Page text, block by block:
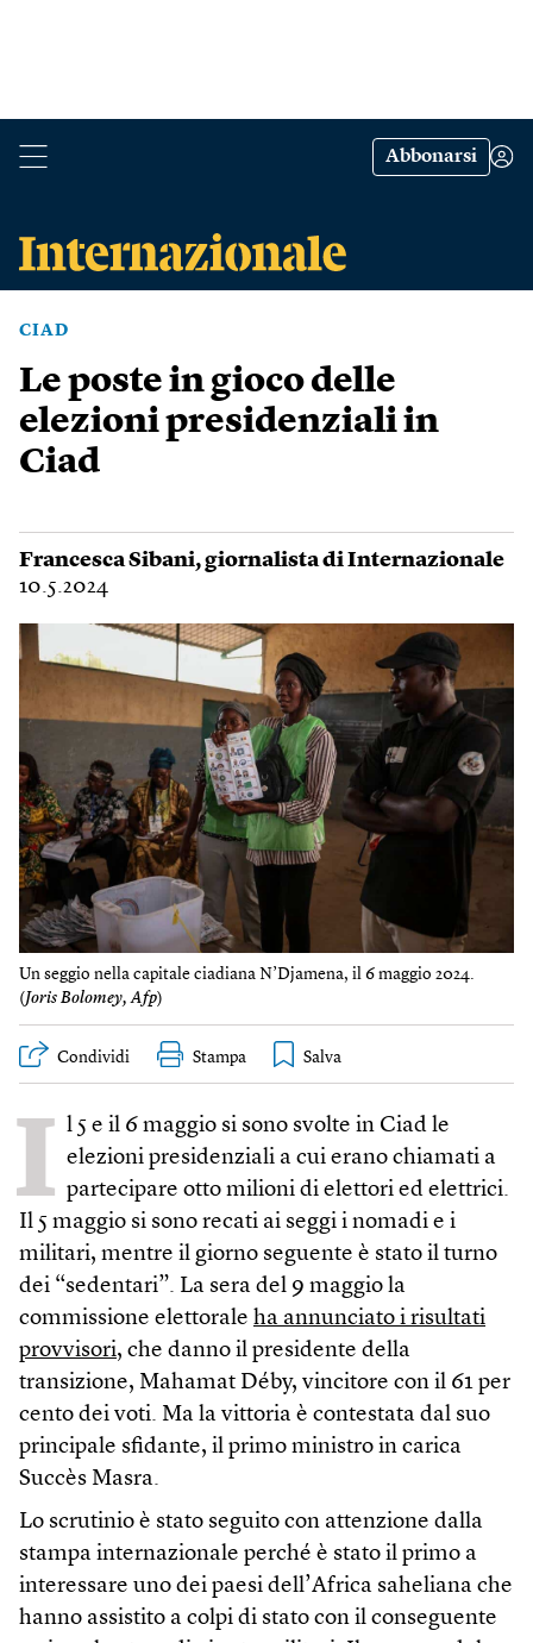
Abbonarsi
CIAD
Le poste in gioco delle
elezioni presidenziali in
Ciad
Francesca Sibani, giornalista di Internazionale
10.5.2024
Un seggio nella capitale ciadiana N’Djamena, il 6 maggio 2024.
(Joris Bolomey, Afp)
Condividi Stampa
I l 5 e il 6 maggio si sono svolte in Ciad le
elezioni presidenziali a cui erano chiamati a
partecipare otto milioni di elettori ed elettrici.
Il 5 maggio si sono recati ai seggi i nomadi e i
militari, mentre il giorno seguente è stato il turno
dei “sedentari”. La sera del 9 maggio la
commissione elettorale ha annunciato i risultati
provvisori, che danno il presidente della
transizione, Mahamat Déby, vincitore con il 61 per
cento dei voti. Ma la vittoria è contestata dal suo
principale sfidante, il primo ministro in carica
Succès Masra.
Lo scrutinio è stato seguito con attenzione dalla
stampa internazionale perché è stato il primo a
interessare uno dei paesi dell’Africa saheliana che
hanno assistito a colpi di stato con il conseguente